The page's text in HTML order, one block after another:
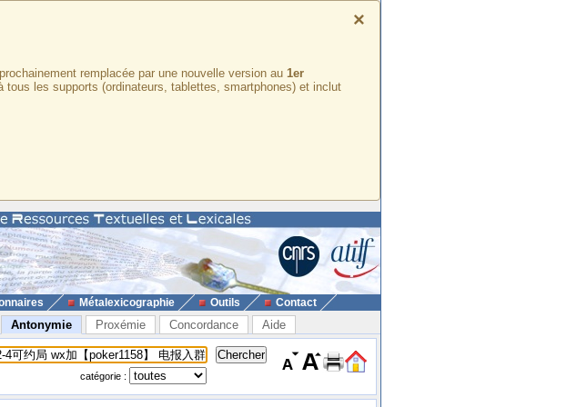
×
remplacée par une nouvelle version au 1er
les supports (ordinateurs, tablettes, smartphones) et inclut
Métalexicographie Outils Contact
Antonymie Proxémie Concordance Aide
catégorie :